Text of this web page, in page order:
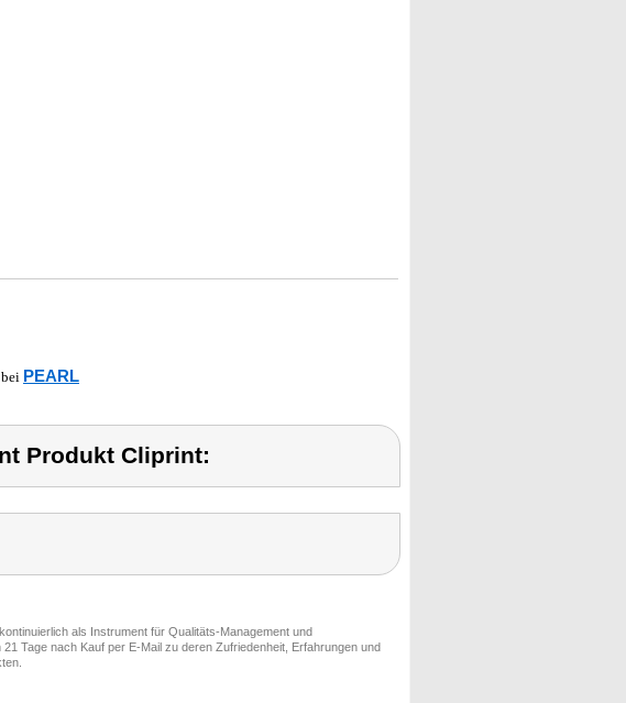
PEARL
Produkt Cliprint:
als Instrument für Qualitäts-Management und
Tage nach Kauf per E-Mail zu deren Zufriedenheit, Erfahrungen und